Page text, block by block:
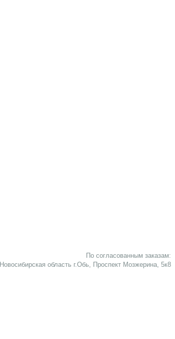
По согласованным заказам:
Новосибирская область г.Обь, Проспект Мозжерина, 5к8​